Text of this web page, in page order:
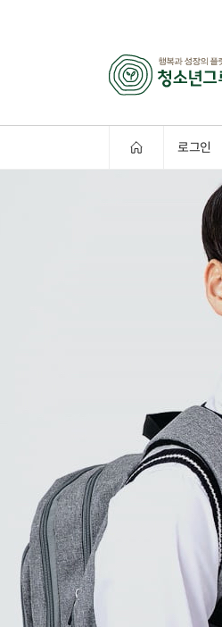
로그인